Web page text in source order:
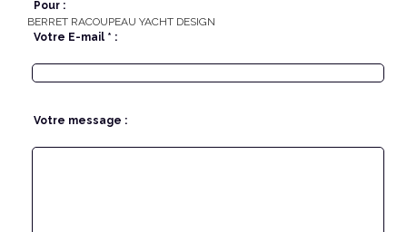
Pour :
BERRET RACOUPEAU YACHT DESIGN
Votre E-mail * :
Votre message :